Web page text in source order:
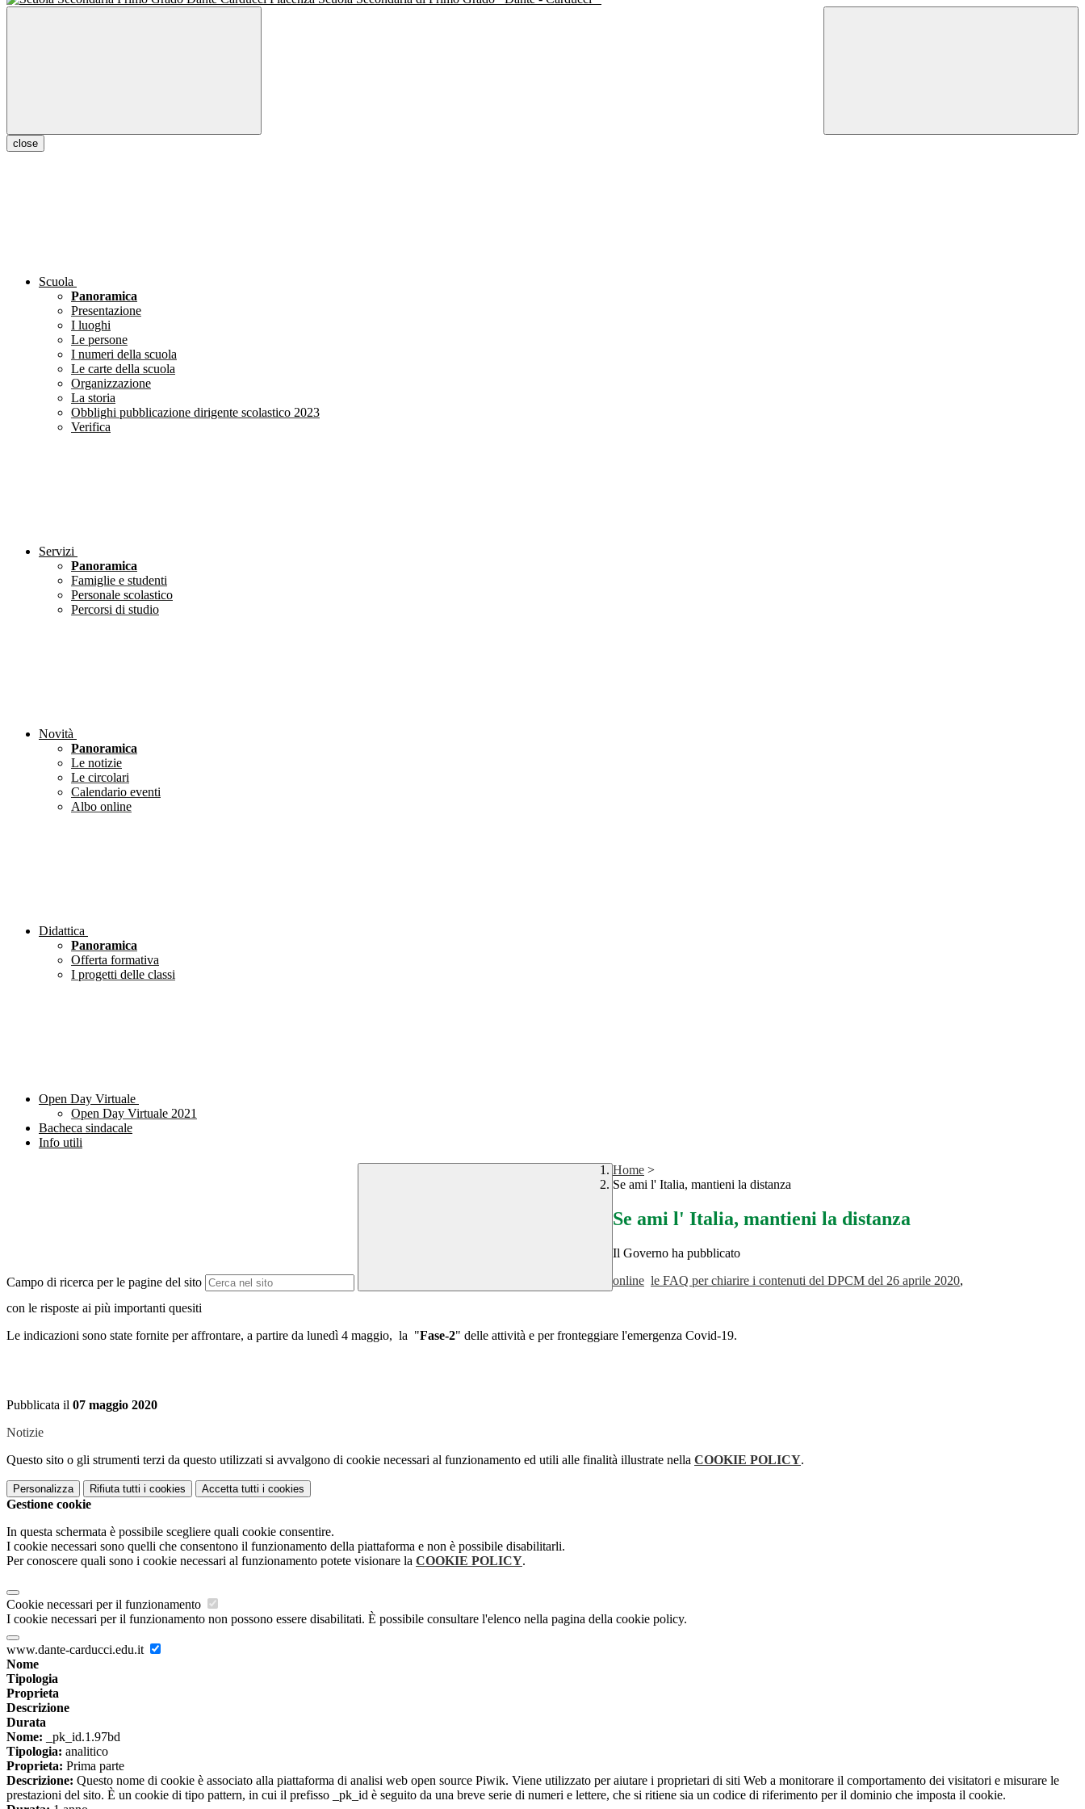
close
Scuola
Panoramica
Presentazione
I luoghi
Le persone
I numeri della scuola
Le carte della scuola
Organizzazione
La storia
Obblighi pubblicazione dirigente scolastico 2023
Verifica
Servizi
Panoramica
Famiglie e studenti
Personale scolastico
Percorsi di studio
Novità
Panoramica
Le notizie
Le circolari
Calendario eventi
Albo online
Didattica
Panoramica
Offerta formativa
I progetti delle classi
Open Day Virtuale
Open Day Virtuale 2021
Bacheca sindacale
Info utili
Campo di ricerca per le pagine del sito
Home >
Se ami l' Italia, mantieni la distanza
Se ami l' Italia, mantieni la distanza
Il Governo ha pubblicato
online le FAQ per chiarire i contenuti del DPCM del 26 aprile 2020,
con le risposte ai più importanti quesiti
Le indicazioni sono state fornite per affrontare, a partire da lunedì 4 maggio, la "Fase-2" delle attività e per fronteggiare l'emergenza Covid-19.
Pubblicata il 07 maggio 2020
Notizie
Questo sito o gli strumenti terzi da questo utilizzati si avvalgono di cookie necessari al funzionamento ed utili alle finalità illustrate nella COOKIE POLICY.
Personalizza Rifiuta tutti i cookies Accetta tutti i cookies
Gestione cookie
In questa schermata è possibile scegliere quali cookie consentire.
I cookie necessari sono quelli che consentono il funzionamento della piattaforma e non è possibile disabilitarli.
Per conoscere quali sono i cookie necessari al funzionamento potete visionare la COOKIE POLICY.
Cookie necessari per il funzionamento
I cookie necessari per il funzionamento non possono essere disabilitati. È possibile consultare l'elenco nella pagina della cookie policy.
www.dante-carducci.edu.it
Nome
Tipologia
Proprieta
Descrizione
Durata
Nome: _pk_id.1.97bd
Tipologia: analitico
Proprieta: Prima parte
Descrizione: Questo nome di cookie è associato alla piattaforma di analisi web open source Piwik. Viene utilizzato per aiutare i proprietari di siti Web a monitorare il comportamento dei visitatori e misurare le
prestazioni del sito. È un cookie di tipo pattern, in cui il prefisso _pk_id è seguito da una breve serie di numeri e lettere, che si ritiene sia un codice di riferimento per il dominio che imposta il cookie.